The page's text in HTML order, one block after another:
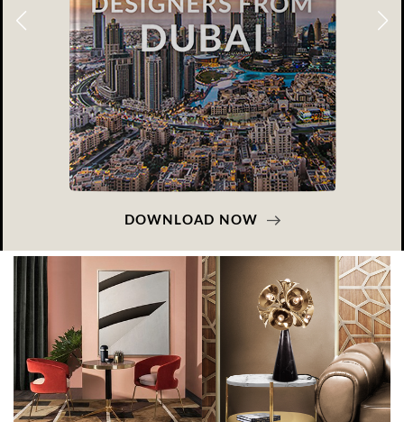
DOWNLOAD NOW